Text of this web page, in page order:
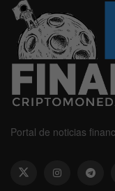
Portal de noticias